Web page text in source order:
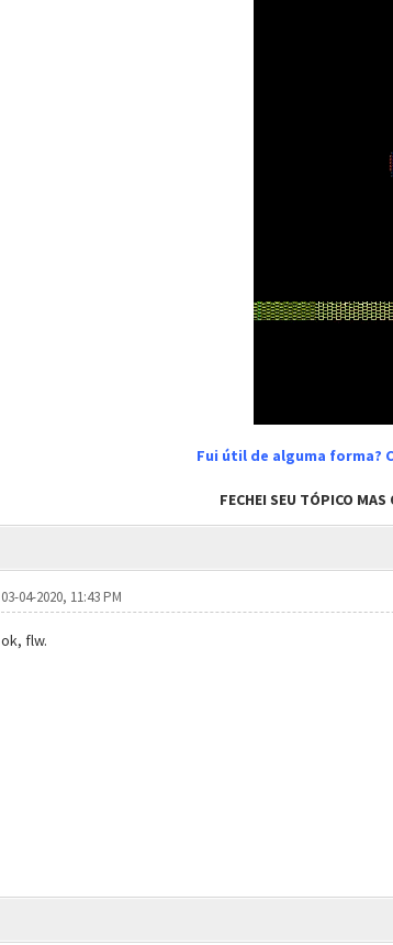
Fui útil de alguma forma?
FECHEI SEU TÓPICO
03-04-2020, 11:43 PM
ok, flw.